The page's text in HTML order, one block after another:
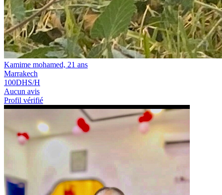
Kamime mohamed, 21 ans
Marrakech
100DHS/H
Aucun avis
Profil vérifié